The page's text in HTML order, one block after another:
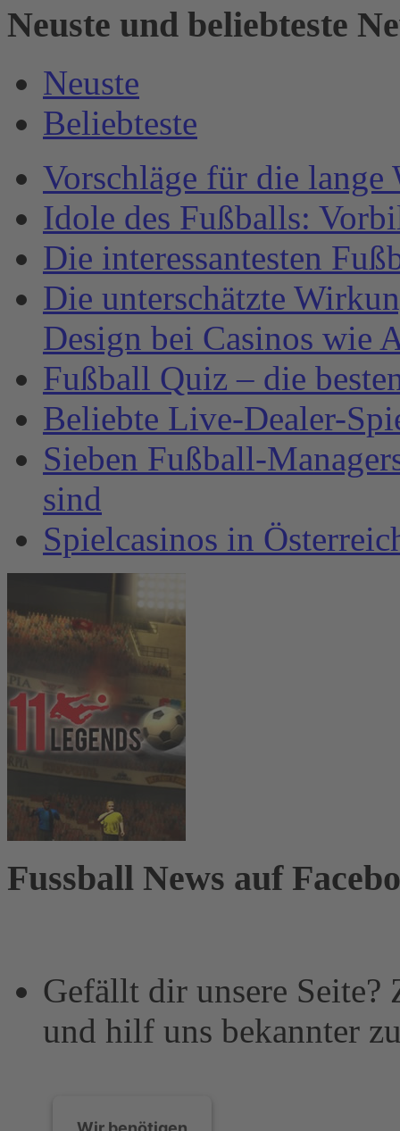
Neuste und beliebteste
Neuste
Beliebteste
Vorschläge für die lange
Idole des Fußballs:
Die interessantesten
Die unterschätzte
Design bei Casinos wie
Fußball Quiz – die
Beliebte Live-Dealer-
Sieben Fußball-
sind
Spielcasinos in
Fussball News auf
Gefällt dir unsere Seite?
und hilf uns bekannter